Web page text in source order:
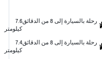
رحلة بالسيارة إلى 8 من الدقائق
7.6
كيلومتر
رحلة بالسيارة إلى 8 من الدقائق
7.4
كيلومتر